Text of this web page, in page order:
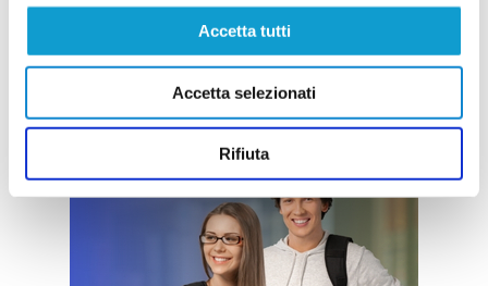
Accetta tutti
Accetta selezionati
Rifiuta